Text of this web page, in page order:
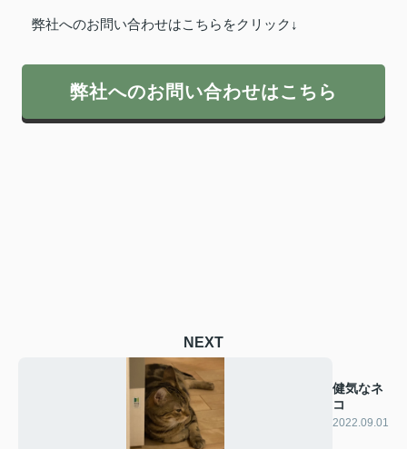
弊社へのお問い合わせはこちらをクリック↓
弊社へのお問い合わせはこちら
NEXT
健気なネ
コ
2022.09.01